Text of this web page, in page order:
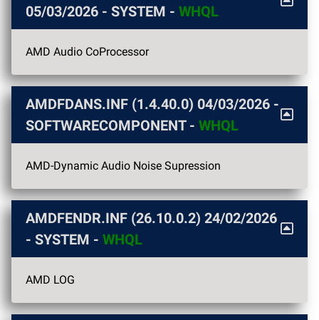
05/03/2026 - SYSTEM - WHQL
AMD Audio CoProcessor
AMDFDANS.INF (1.4.40.0) 04/03/2026 -
SOFTWARECOMPONENT - WHQL
AMD-Dynamic Audio Noise Supression
AMDFENDR.INF (26.10.0.2) 24/02/2026
- SYSTEM - WHQL
AMD LOG